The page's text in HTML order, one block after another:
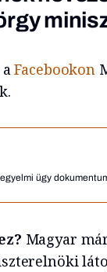
aFacebookon
ügy
Magyar